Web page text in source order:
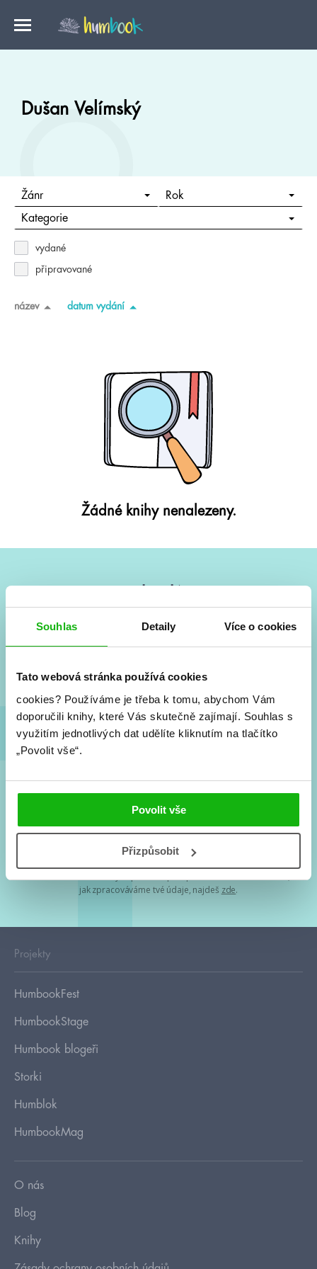
Souhlas Detaily Více o cookies
Tato webová stránka používá cookies
cookies? Používáme je třeba k tomu, abychom Vám
doporučili knihy, které Vás skutečně zajímají. Souhlas s
využitím jednotlivých dat udělíte kliknutím na tlačítko
„Povolit vše“.
Povolit vše
Přizpůsobit
Dušan Velímský
Žánr Rok
Kategorie
vydané
připravované
název datum vydání
Žádné knihy nenalezeny.
Vše kolem #youngadult každý měsíc rovnou do mailu!
a seriálové adaptace a další.
Souhlasím spodmínkami zpracování osobních údajů
Tvá e-mailová adresa je u nás v bezpečí. Přečti si
jak zpracováváme tvé údaje, najdeš zde.
Projekty
HumbookFest
HumbookStage
Humbook blogeři
Storki
Humblok
HumbookMag
O nás
Blog
Knihy